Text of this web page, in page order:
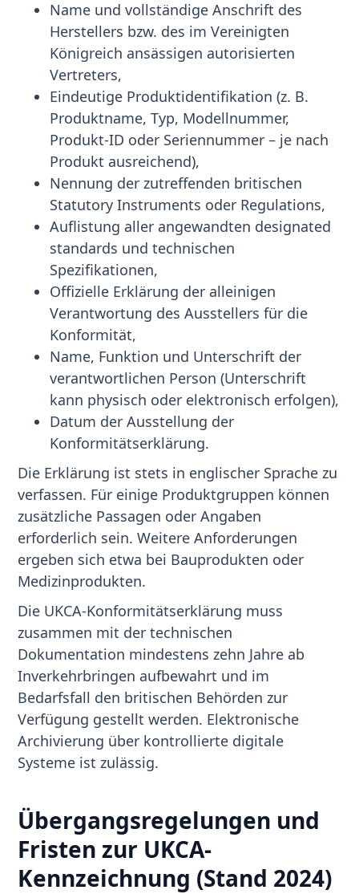
Name und vollständige Anschrift des
Herstellers bzw. des im Vereinigten
Königreich ansässigen autorisierten
Vertreters,
Eindeutige Produktidentifikation (z. B.
Produktname, Typ, Modellnummer,
Produkt-ID oder Seriennummer – je nach
Produkt ausreichend),
Nennung der zutreffenden britischen
Statutory Instruments oder Regulations,
Auflistung aller angewandten designated
standards und technischen
Spezifikationen,
Offizielle Erklärung der alleinigen
Verantwortung des Ausstellers für die
Konformität,
Name, Funktion und Unterschrift der
verantwortlichen Person (Unterschrift
kann physisch oder elektronisch erfolgen),
Datum der Ausstellung der
Konformitätserklärung.
Die Erklärung ist stets in englischer Sprache zu
verfassen. Für einige Produktgruppen können
zusätzliche Passagen oder Angaben
erforderlich sein. Weitere Anforderungen
ergeben sich etwa bei Bauprodukten oder
Medizinprodukten.
Die UKCA-Konformitätserklärung muss
zusammen mit der technischen
Dokumentation mindestens zehn Jahre ab
Inverkehrbringen aufbewahrt und im
Bedarfsfall den britischen Behörden zur
Verfügung gestellt werden. Elektronische
Archivierung über kontrollierte digitale
Systeme ist zulässig.
Übergangsregelungen und
Fristen zur UKCA-
Kennzeichnung (Stand 2024)